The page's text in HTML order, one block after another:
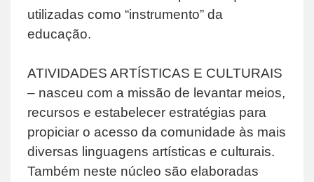
utilizadas como “instrumento” da
educação.
ATIVIDADES ARTÍSTICAS E CULTURAIS
– nasceu com a missão de levantar meios,
recursos e estabelecer estratégias para
propiciar o acesso da comunidade às mais
diversas linguagens artísticas e culturais.
Também neste núcleo são elaboradas